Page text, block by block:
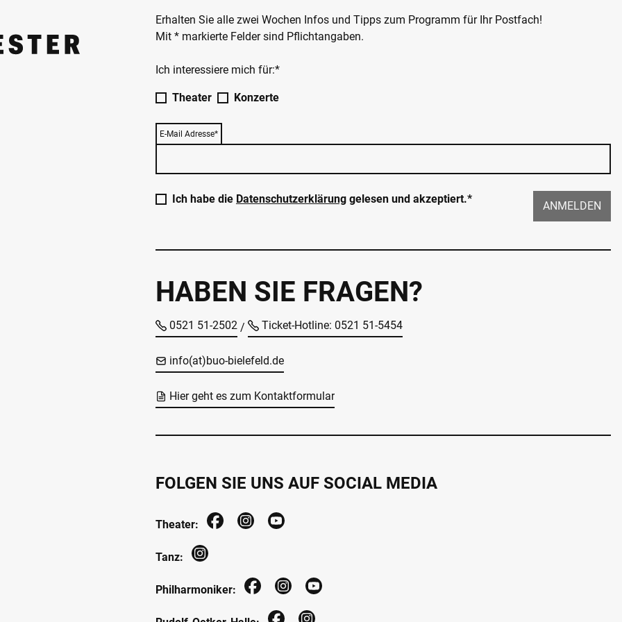
Erhalten Sie alle zwei Wochen Infos und Tipps zum Programm für Ihr Postfach!
Mit * markierte Felder sind Pflichtangaben.
Ich interessiere mich für:*
Theater Konzerte
E-Mail Adresse*
Ich habe die Datenschutzerklärunggelesen und akzeptiert.*
ANMELDEN
HABEN SIE FRAGEN?
0521 51-2502 / Ticket-Hotline: 0521 51-5454
info(at)buo-bielefeld.de
Hier geht es zum Kontaktformular
FOLGEN SIE UNS AUF SOCIAL MEDIA
Theater:
Tanz:
Philharmoniker: